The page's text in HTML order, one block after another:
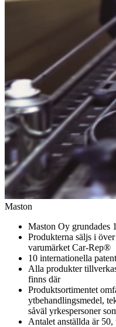
Maston
Maston Oy grundades
Produkterna säljs i
varumärket Car-Rep®
10 internationella patent
Alla produkter
finns där
Produktsortimentet
ytbehandlingsmedel,
såväl yrkespersoner
Antalet anställda är